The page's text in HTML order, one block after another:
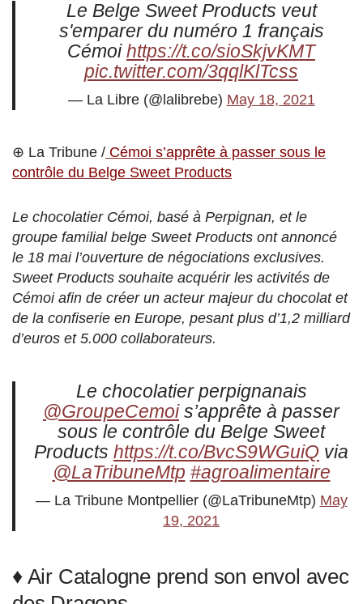
Le Belge Sweet Products veut
s'emparer du numéro 1 français
Cémoi https://t.co/sioSkjvKMT
pic.twitter.com/3qqlKlTcss
— La Libre (@lalibrebe) May 18, 2021
⊕ La Tribune / Cémoi s’apprête à passer sous le
contrôle du Belge Sweet Products
Le chocolatier Cémoi, basé à Perpignan, et le
groupe familial belge Sweet Products ont annoncé
le 18 mai l’ouverture de négociations exclusives.
Sweet Products souhaite acquérir les activités de
Cémoi afin de créer un acteur majeur du chocolat et
de la confiserie en Europe, pesant plus d’1,2 milliard
d’euros et 5.000 collaborateurs.
Le chocolatier perpignanais
@GroupeCemois’apprête à passer
sous le contrôle du Belge Sweet
Products https://t.co/BvcS9WGuiQ via
@LaTribuneMtp #agroalimentaire
— La Tribune Montpellier (@LaTribuneMtp) May
19, 2021
♦ Air Catalogne prend son envol avec